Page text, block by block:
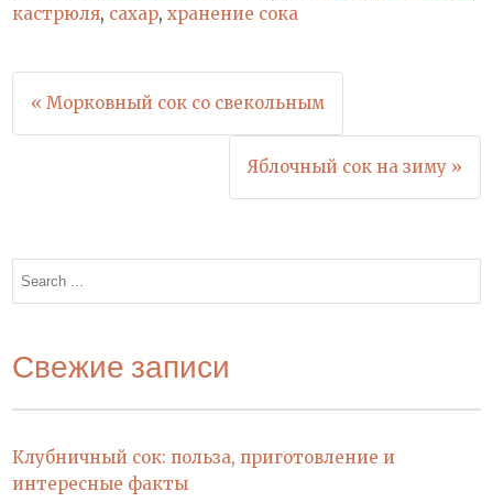
кастрюля, сахар,хранение сока
Навигация
по
« Морковный сок со свекольным
Яблочный сок на зиму »
Search
Свежие записи
Клубничный сок: польза, приготовление и
интересные факты